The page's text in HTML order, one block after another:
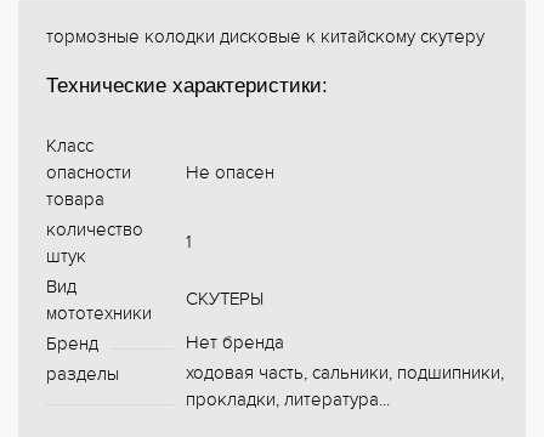
тормозные колодки дисковые к китайскому скутеру
Технические характеристики:
Класс
опасности
товара
Не опасен
количество
штук
1
Вид
мототехники
СКУТЕРЫ
Бренд
Нет бренда
разделы
ходовая часть, сальники, подшипники,
прокладки, литература...